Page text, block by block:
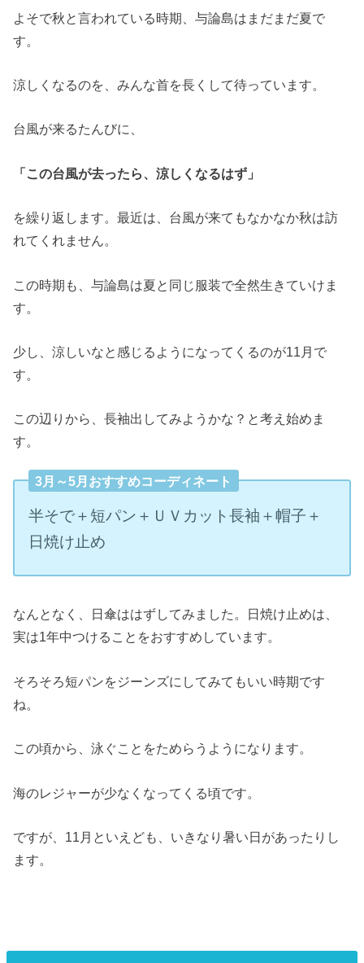
よそで秋と言われている時期、与論島はまだまだ夏で
す。
涼しくなるのを、みんな首を長くして待っています。
台風が来るたんびに、
「この台風が去ったら、涼しくなるはず」
を繰り返します。最近は、台風が来てもなかなか秋は訪
れてくれません。
この時期も、与論島は夏と同じ服装で全然生きていけま
す。
少し、涼しいなと感じるようになってくるのが11月で
す。
この辺りから、長袖出してみようかな？と考え始めま
す。
3月～5月おすすめコーディネート
半そで＋短パン＋ＵＶカット長袖＋帽子＋
日焼け止め
なんとなく、日傘ははずしてみました。日焼け止めは、
実は1年中つけることをおすすめしています。
そろそろ短パンをジーンズにしてみてもいい時期です
ね。
この頃から、泳ぐことをためらうようになります。
海のレジャーが少なくなってくる頃です。
ですが、11月といえども、いきなり暑い日があったりし
ます。